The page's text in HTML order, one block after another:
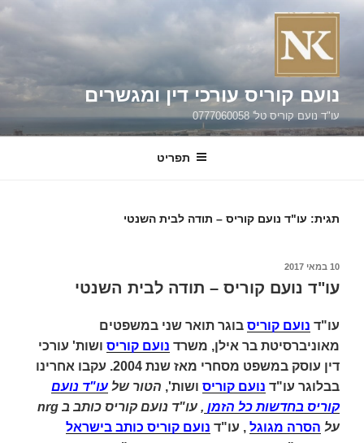
דילוג
נועם קוריס עורכי דין ומגשרים
עו"ד נועם קוריס טל' 0777060058
תפריט
תגית: עו"ד נועם קוריס – תודה לבית השנטי
פורסם
10 במאי 2017
עו"ד נועם קוריס – תודה לבית השנטי
עו"ד נועם קוריס בוגר תואר שני במשפטים
מאוניברסיטת בר אילן, משרד נועם קוריס ושות' עורכי
דין עוסק במשפט מסחרי מאז שנת 2004. עקבו אחרינו
בבלוגר עו"ד נועם קוריס ושות', הטור של עו"ד נועם
קוריס בחדשות כל הזמן
, עו"ד נועם קוריס כותב ב nrg
על הסרה מגוגל , עו"ד נועם קוריס כותב בישראל